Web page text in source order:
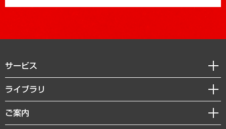
サービス
経営戦略
組織・人事戦略
デジタルイノベーション
ライブラリ
経済調査
レポート
ご案内